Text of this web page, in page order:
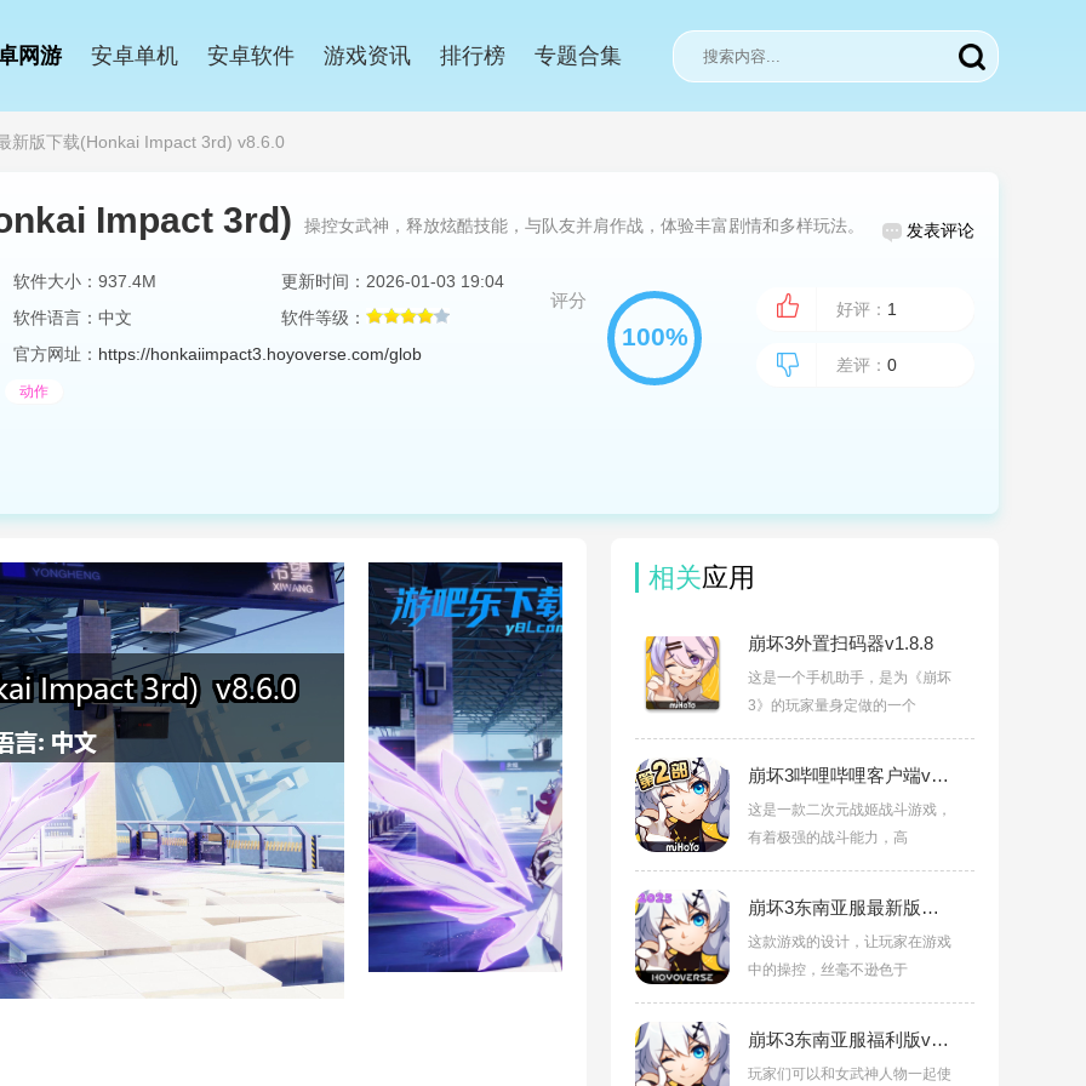
网游 安卓单机 安卓软件 游戏资讯 排行榜 专题合集
版下载(Honkai Impact 3rd) v8.6.0
Impact 3rd) 操控女武神，释放炫酷技能，与队友并肩作战，体验丰富剧情和多样玩法。 发表评论
软件大小：937.4M
更新时间：2026-01-03 19:04
软件语言：中文
软件等级：
官方网址： https://honkaiimpact3.hoyoverse.com/glob
动作
评分 好评： 1
差评： 0
相关应用
崩坏3外置扫码器v1.8.8
这是一个手机助手，是为《崩坏
3》的玩家量身定做的一个
崩坏3哔哩哔哩客户端v7.3.0
这是一款二次元战姬战斗游戏，
有着极强的战斗能力，高
崩坏3东南亚服最新版本(Honkai Impact 3)v8.6.0
这款游戏的设计，让玩家在游戏
中的操控，丝毫不逊色于
崩坏3东南亚服福利版v8.6.0
玩家们可以和女武神人物一起使